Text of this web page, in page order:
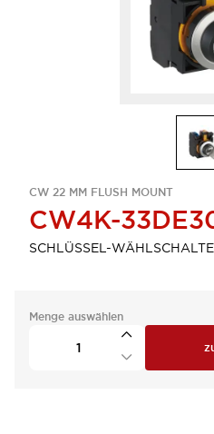
CW 22 MM FLUSH MOUNT
CW4K-
SCHLÜSSEL-
Menge auswählen